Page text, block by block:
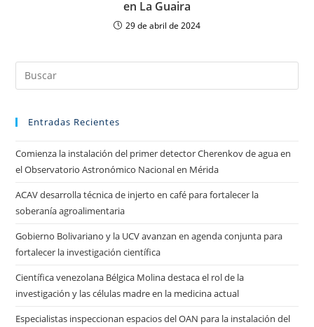
en La Guaira
29 de abril de 2024
Entradas Recientes
Comienza la instalación del primer detector Cherenkov de agua en
el Observatorio Astronómico Nacional en Mérida
ACAV desarrolla técnica de injerto en café para fortalecer la
soberanía agroalimentaria
Gobierno Bolivariano y la UCV avanzan en agenda conjunta para
fortalecer la investigación científica
Científica venezolana Bélgica Molina destaca el rol de la
investigación y las células madre en la medicina actual
Especialistas inspeccionan espacios del OAN para la instalación del